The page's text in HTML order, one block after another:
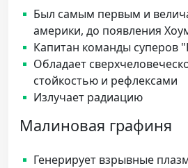
Был самым первым и
америки, до появления
Капитан команды суперов
Обладает
стойкостью и рефлексами
Излучает радиацию
Малиновая графиня
Генерирует взрывные